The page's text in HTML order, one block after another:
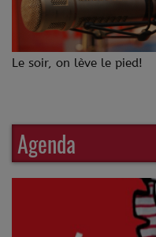
Le soir, on lève le pied!
Agenda